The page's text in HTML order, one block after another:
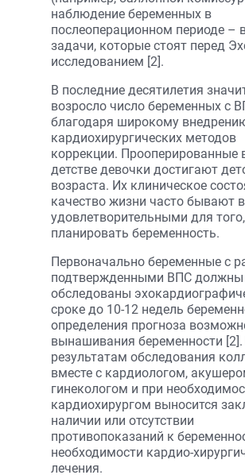
наблюдение беременных в
послеоперационном периоде –
задачи, которые стоят перед
исследованием [2].
В последние десятилетия
возросло число беременных с
благодаря широкому
кардиохирургических методов
коррекции. Прооперированные
детстве девочки достигают
возраста. Их клиническое
качество жизни часто бывают
удовлетворительными для
планировать беременность.
Первоначально беременные с
подтвержденными ВПС должны
обследованы
сроке до 10-12 недель
определения прогноза
вынашивания беременности
результатам обследования
вместе с кардиологом,
гинекологом и при
кардиохирургом выносится
наличии или отсутствии
противопоказаний к
необходимости кардио-
лечения.